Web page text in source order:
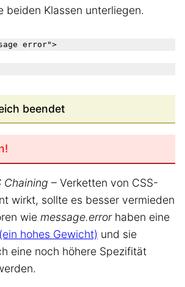
beiden Klassen unterliegen.
error">
beendet
Chaining – Verketten von CSS-
wirkt, sollte es besser vermieden
wie message.errorhaben eine
hohes Gewicht) und sie
eine noch höhere Spezifität